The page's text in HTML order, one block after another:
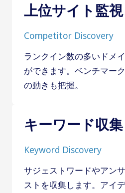
上位サイト監視
Competitor Discovery
ランクイン数の多いドメ
ができます。ベンチマー
の動きも把握。
キーワード収集
Keyword Discovery
サジェストワードやアン
ストを収集します。アイ